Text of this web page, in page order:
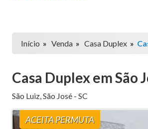
Início » Venda » Casa Duplex »
Casa Duplex em São
São Luiz,São José - SC
ACEITA PERMUTA